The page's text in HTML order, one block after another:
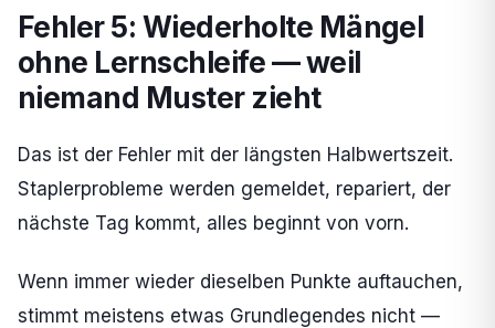
Fehler 5: Wiederholte Mängel
ohne Lernschleife — weil
niemand Muster zieht
Das ist der Fehler mit der längsten Halbwertszeit.
Staplerprobleme werden gemeldet, repariert, der
nächste Tag kommt, alles beginnt von vorn.
Wenn immer wieder dieselben Punkte auftauchen,
stimmt meistens etwas Grundlegendes nicht —